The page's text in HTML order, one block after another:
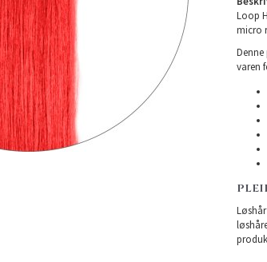
Loop
micro
Denne
varen